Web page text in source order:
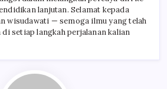
lanjutan. Selamat kepada
wisudawati — semoga ilmu yang telah
setiap langkah perjalanan kalian